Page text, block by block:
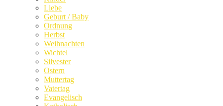
Liebe
Geburt / Baby
Ordnung
Herbst
Weihnachten
Wichtel
Silvester
Ostern
Muttertag
Vatertag
Evangelisch